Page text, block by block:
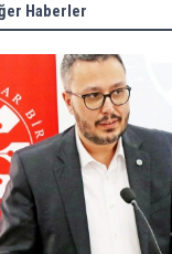
Haberler